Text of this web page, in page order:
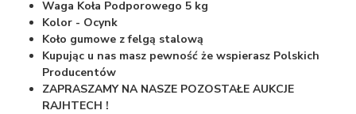
Waga Koła Podporowego 5 kg
Kolor - Ocynk
Koło gumowe z felgą stalową
Kupując u nas masz pewność że wspierasz Polskich
Producentów
ZAPRASZAMY NA NASZE POZOSTAŁE AUKCJE
RAJHTECH !